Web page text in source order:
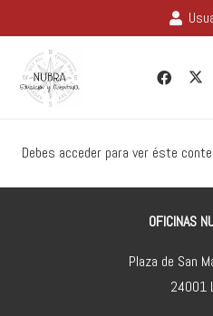
Debes acceder para ver éste
OFICINAS
Plaza de San
24001